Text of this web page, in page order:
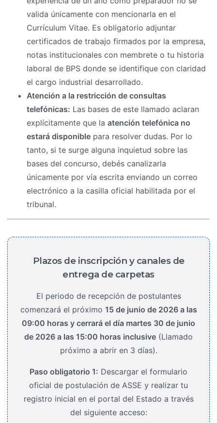
valida únicamente con mencionarla en el
Currículum Vitae. Es obligatorio adjuntar
certificados de trabajo firmados por la empresa,
notas institucionales con membrete o tu historia
laboral de BPS donde se identifique con claridad
el cargo industrial desarrollado.
Atención a la restricción de consultas
telefónicas: Las bases de este llamado aclaran
explícitamente que la atención telefónica no
estará disponible para resolver dudas. Por lo
tanto, si te surge alguna inquietud sobre las
bases del concurso, debés canalizarla
únicamente por vía escrita enviando un correo
electrónico a la casilla oficial habilitada por el
tribunal.
Plazos de inscripción y canales de
entrega de carpetas
El periodo de recepción de postulantes
comenzará el próximo 15 de junio de 2026 a las
09:00 horas y cerrará el día martes 30 de junio
de 2026 a las 15:00 horas inclusive (Llamado
próximo a abrir en 3 días).
Paso obligatorio 1: Descargar el formulario
oficial de postulación de ASSE y realizar tu
registro inicial en el portal del Estado a través
del siguiente acceso: